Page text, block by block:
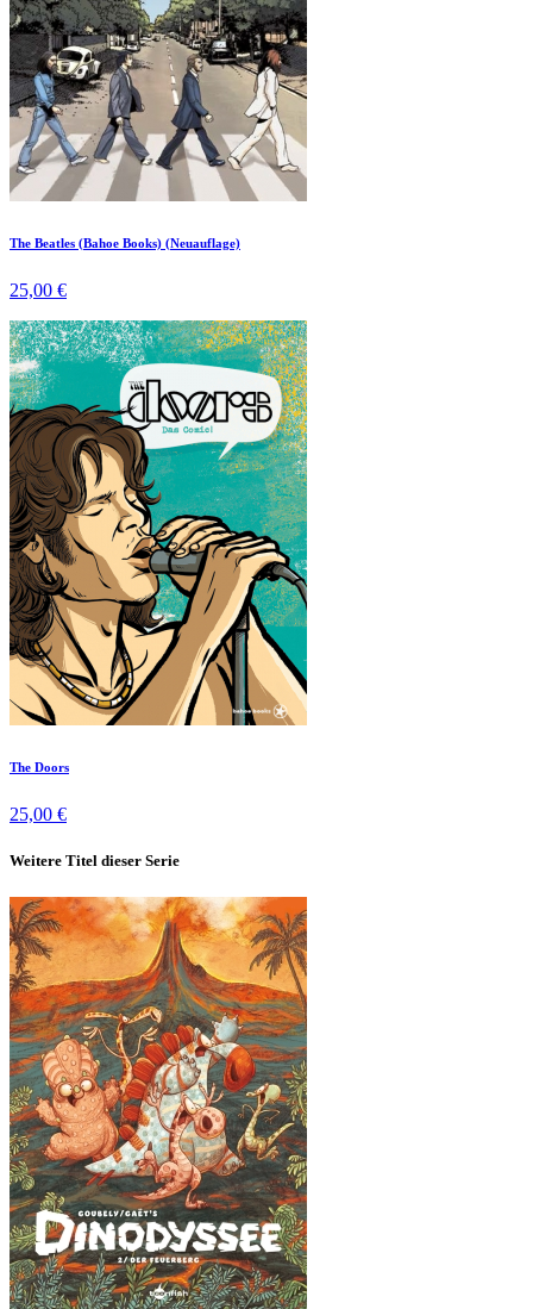
The Beatles (Bahoe Books) (Neuauflage)
25,00 €
The Doors
25,00 €
Weitere Titel dieser Serie